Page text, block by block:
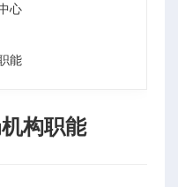
心
能
构职能